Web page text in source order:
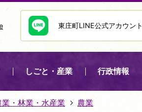
東庄町LINE公式アカウント
しごと・産業 行政情報
業・林業・水産業
農業